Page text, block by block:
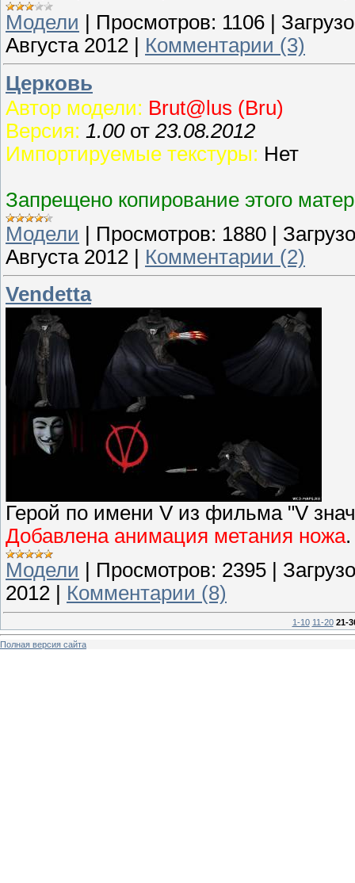
Модели
Просмотров: 1106
Августа 2012
Комментарии (3)
Церковь
Автор модели: Brut@lus (Bru)
Версия: 1.00 от 23.08.2012
Импортируемые текстуры: Нет
Запрещено копирование этого
Модели | Просмотров: 1880 |
Августа 2012 | Комментарии (2)
Vendetta
Герой по имени V из фильма "V
Добавлена анимация метания ножа.
Модели
Просмотров: 2395
2012
Комментарии (8)
1-10 11-20 21-
Полная версия сайта